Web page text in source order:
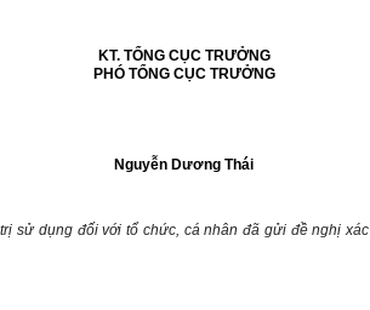
KT. TỔNG CỤC TRƯỞNG
PHÓ TỔNG CỤC TRƯỞNG
Nguyễn Dương Thái
sử dụng đối với tổ chức, cá nhân đã gửi đề nghị xác